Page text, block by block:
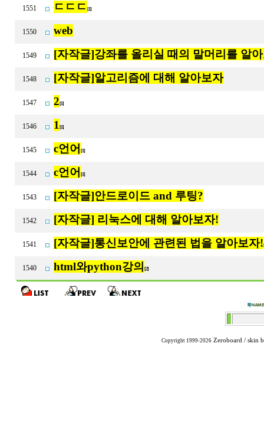
1551 ㄷㄷㄷ [1]
1550 web
1549 [자작글]강좌를 올리실 때의 말머리를 알
1548 [자작글]알고리즘에 대해 알아보자
1547 2 [1]
1546 1 [1]
1545 c언어 [1]
1544 c언어 [1]
1543 [자작글]안드로이드 and 루팅?
1542 [자작글] 리눅스에 대해 알아보자!
1541 [자작글]통신보안에 관련된 법을 알아보자!
1540 html와python강의 [2]
Copyright 1999-2026 Zeroboard / skin